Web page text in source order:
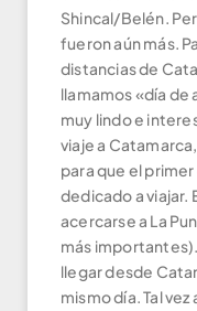
Shincal/Belén.
fueron aún más.
distancias de
llamamos «día de
muy lindo e
viaje a
para que el
dedicado a viajar.
acercarse a La
más
llegar desde
mismo día. Tal